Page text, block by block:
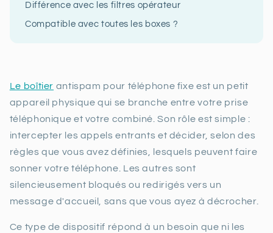
Différence avec les filtres opérateur
Compatible avec toutes les boxes ?
Le boîtier antispam pour téléphone fixe est un petit
appareil physique qui se branche entre votre prise
téléphonique et votre combiné. Son rôle est simple :
intercepter les appels entrants et décider, selon des
règles que vous avez définies, lesquels peuvent faire
sonner votre téléphone. Les autres sont
silencieusement bloqués ou redirigés vers un
message d'accueil, sans que vous ayez à décrocher.
Ce type de dispositif répond à un besoin que ni les